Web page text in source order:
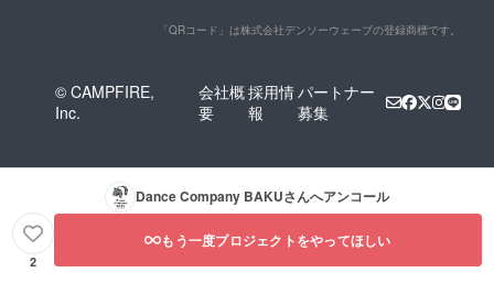
「QRコード」は株式会社デンソーウェーブの登録商標です。
© CAMPFIRE,
Inc.
会社概
要
採用情
報
パートナー
募集
Dance Company BAKUさんへアンコール
2
もう一度プロジェクトをやってほしい